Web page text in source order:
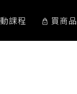
課程 買商品